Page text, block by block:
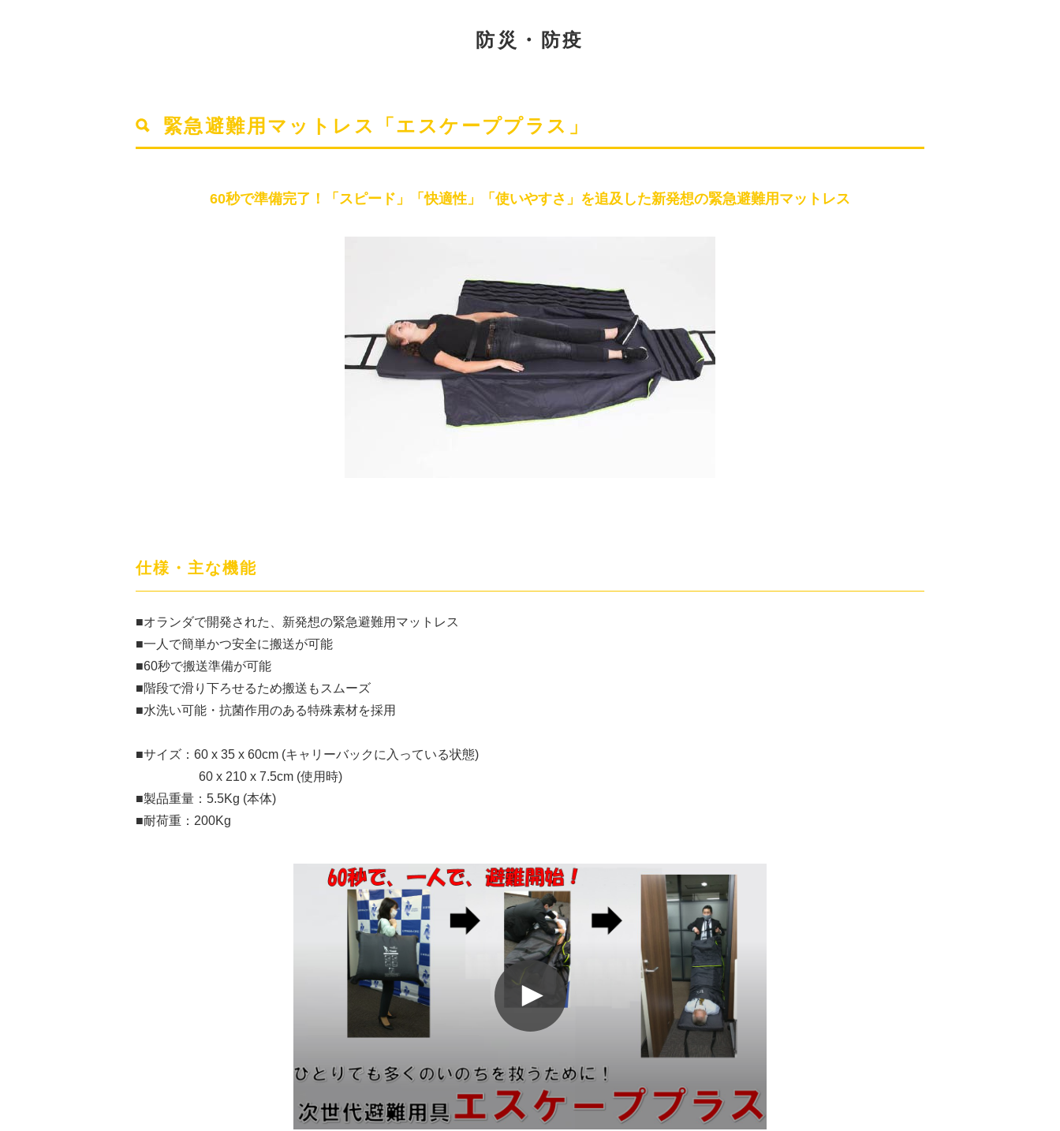
防災・防疫
緊急避難用マットレス「エスケーププラス」
60秒で準備完了！「スピード」「快適性」「使いやすさ」を追及した新発想の緊急避難用マットレス
仕様・主な機能
■オランダで開発された、新発想の緊急避難用マットレス
■一人で簡単かつ安全に搬送が可能
■60秒で搬送準備が可能
■階段で滑り下ろせるため搬送もスムーズ
■水洗い可能・抗菌作用のある特殊素材を採用
■サイズ：60 x 35 x 60cm (キャリーバックに入っている状態)
60 x 210 x 7.5cm (使用時)
■製品重量：5.5Kg (本体)
■耐荷重：200Kg